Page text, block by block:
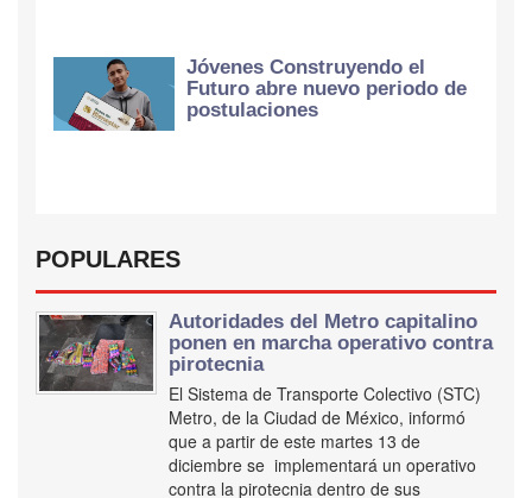
Jóvenes Construyendo el
Futuro abre nuevo periodo de
postulaciones
POPULARES
Autoridades del Metro capitalino
ponen en marcha operativo contra
pirotecnia
El Sistema de Transporte Colectivo (STC)
Metro, de la Ciudad de México, informó
que a partir de este martes 13 de
diciembre se implementará un operativo
contra la pirotecnia dentro de sus